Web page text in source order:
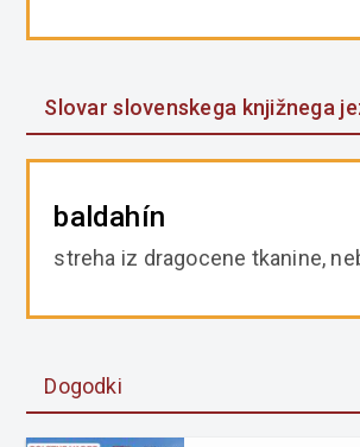
Slovar slovenskega knjižnega
baldahín
streha iz dragocene tkanine,
Dogodki